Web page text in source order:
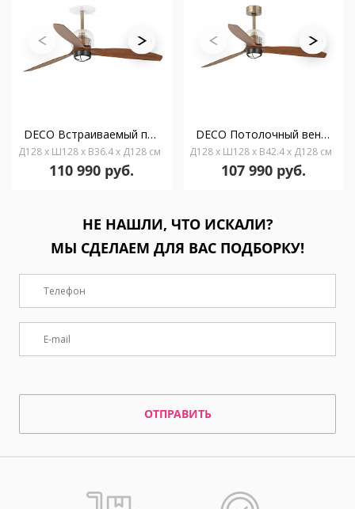
DECO Встраиваемый потолочный вентилятор Ш1280 состаренное золото 3P орех 3000K TUYA
Д128 x Ш128 x В36.4 x Д128 см
110 990 руб.
DECO Потолочный вентилятор Ш1280 состаренное золото 3P орех 3000K 0-10V
Д128 x Ш128 x В42.4 x Д128 см
107 990 руб.
НЕ НАШЛИ, ЧТО ИСКАЛИ?
МЫ СДЕЛАЕМ ДЛЯ ВАС ПОДБОРКУ!
ОТПРАВИТЬ